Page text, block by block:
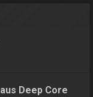
Deep Core